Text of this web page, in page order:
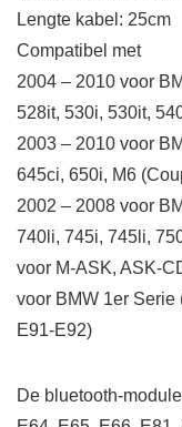
Lengte kabel: 25cm
Compatibel met
2004 – 2010 voor
528it, 530i, 530it,
2003 – 2010 voor
645ci, 650i, M6
2002 – 2008 voor
740li, 745i, 745li,
voor M-ASK, ASK-
voor BMW 1er Serie
E91-E92)
De bluetooth-